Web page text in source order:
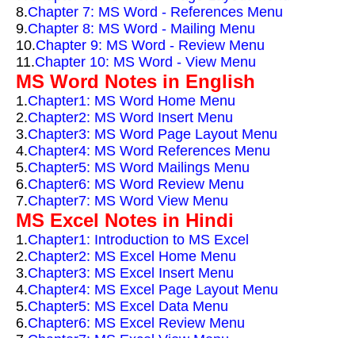
8.Chapter 7: MS Word - References Menu
9.Chapter 8: MS Word - Mailing Menu
10.Chapter 9: MS Word - Review Menu
11.Chapter 10: MS Word - View Menu
MS Word Notes in English
1.Chapter1: MS Word Home Menu
2.Chapter2: MS Word Insert Menu
3.Chapter3: MS Word Page Layout Menu
4.Chapter4: MS Word References Menu
5.Chapter5: MS Word Mailings Menu
6.Chapter6: MS Word Review Menu
7.Chapter7: MS Word View Menu
MS Excel Notes in Hindi
1.Chapter1: Introduction to MS Excel
2.Chapter2: MS Excel Home Menu
3.Chapter3: MS Excel Insert Menu
4.Chapter4: MS Excel Page Layout Menu
5.Chapter5: MS Excel Data Menu
6.Chapter6: MS Excel Review Menu